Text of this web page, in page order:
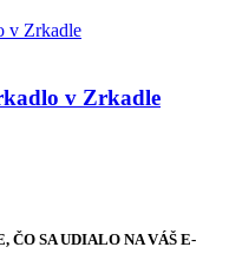
v Zrkadle
ČO SA UDIALO NA VÁŠ E-